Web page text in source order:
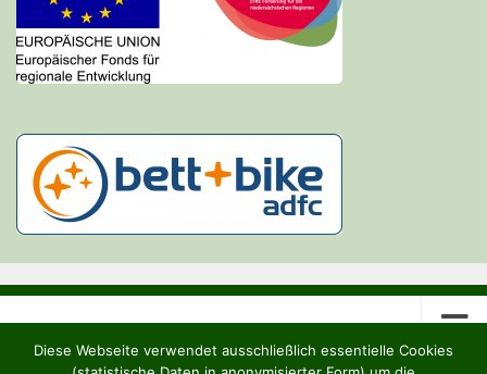
Diese Webseite verwendet ausschließlich essentielle Cookies